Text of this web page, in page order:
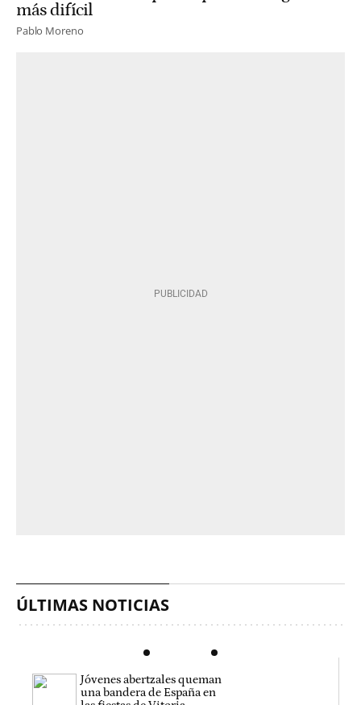
más difícil
Pablo Moreno
ÚLTIMAS NOTICIAS
Jóvenes abertzales queman
una bandera de España en